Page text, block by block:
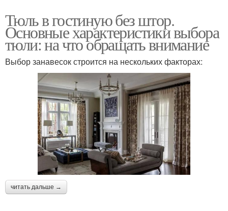
Тюль в гостиную без штор.
Основные характеристики выбора
тюли: на что обращать внимание
Выбор занавесок строится на нескольких факторах:
читать дальше →